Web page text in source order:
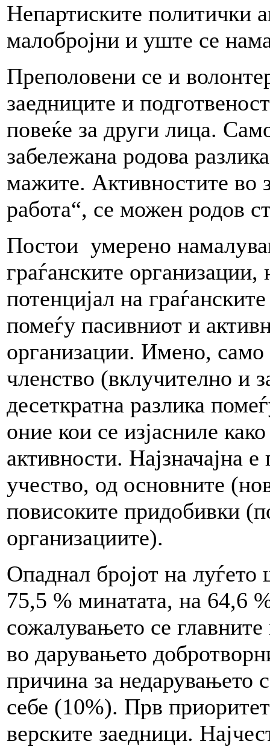
Непартиските политички
малобројни и уште се
Преполовени се и
заедниците и
повеќе за други лица.
забележана родова
мажите. Активностите во
работа“, се можен родов
Постои умерено
граѓанските
потенцијал на
помеѓу пасивниот и
организации. Имено, само
членство (вклучително и
десеткратна разлика
оние кои се изјасниле
активности. Најзначајна
учество, од основните
повисоките придобивки
организациите).
Опаднал бројот на луѓето
75,5 % минатата, на 64,6
сожалувањето се
во дарувањето
причина за недарувањето
себе (10%). Прв
верските заедници.